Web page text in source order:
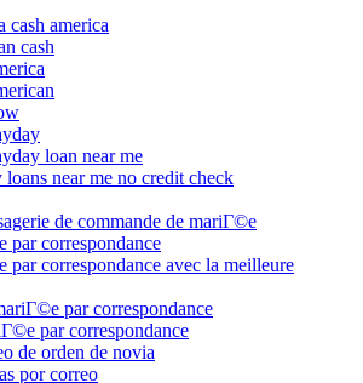
cash america
cash
loan near me
loans near me no credit check
de commande de mariГ©e
par correspondance
par correspondance avec la meilleure
par correspondance
par correspondance
de orden de novia
por correo